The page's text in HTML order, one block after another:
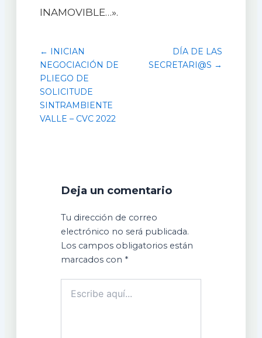
INAMOVIBLE…».
← INICIAN
NEGOCIACIÓN DE
PLIEGO DE
SOLICITUDE
SINTRAMBIENTE
VALLE – CVC 2022
DÍA DE LAS
SECRETARI@S →
Deja un comentario
Tu dirección de correo
electrónico no será publicada.
Los campos obligatorios están
marcados con *
aquí...